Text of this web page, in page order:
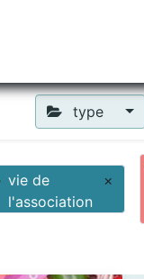
type
vie de
l'association
×